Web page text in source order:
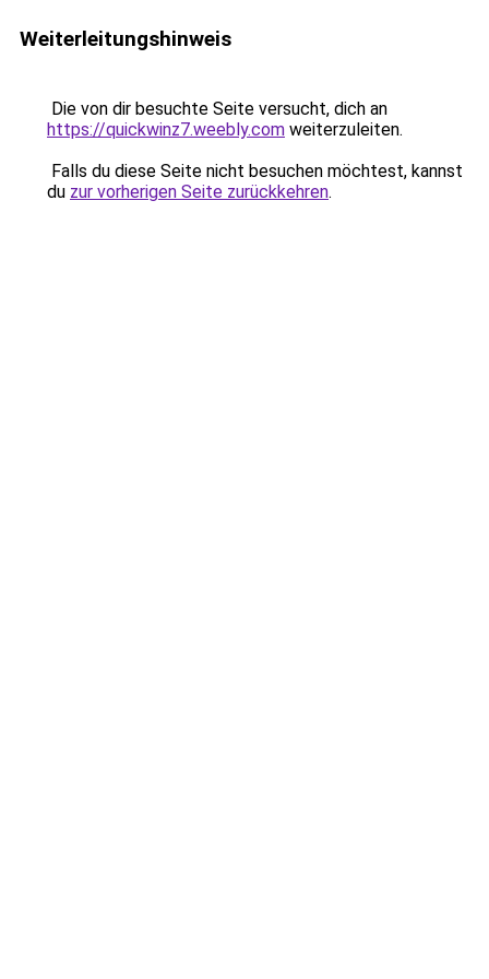
Weiterleitungshinweis
Die von dir besuchte Seite versucht, dich an
https://quickwinz7.weebly.com weiterzuleiten.
Falls du diese Seite nicht besuchen möchtest, kannst
du zur vorherigen Seite zurückkehren.